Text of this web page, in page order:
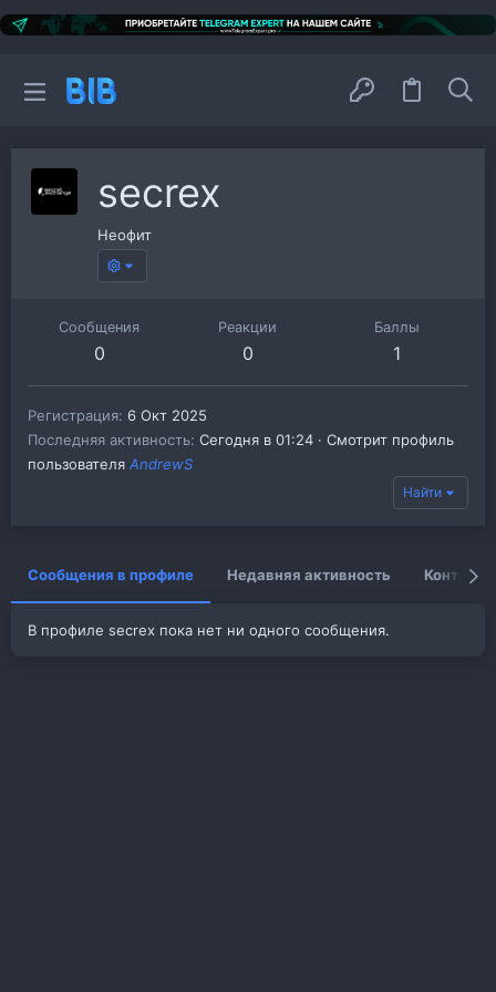
secrex
Неофит
Сообщения
0
Реакции
0
Баллы
1
Регистрация 6 Окт 2025
Последняя активность Сегодня в 01:24 · Смотрит профиль
пользователя AndrewS
Найти
Сообщения в профиле Недавняя активность Контент
В профиле secrex пока нет ни одного сообщения.